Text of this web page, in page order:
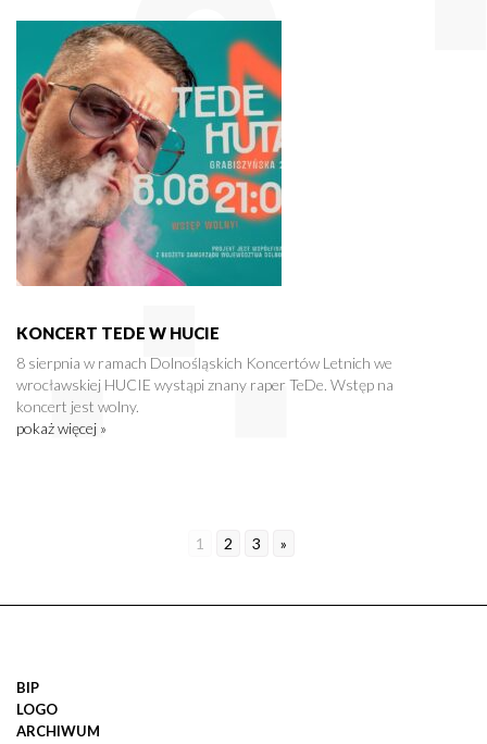
KONCERT TEDE W HUCIE
8 sierpnia w ramach Dolnośląskich Koncertów Letnich we
wrocławskiej HUCIE wystąpi znany raper TeDe. Wstęp na
koncert jest wolny.
pokaż więcej »
1 2 3 »
BIP
LOGO
ARCHIWUM